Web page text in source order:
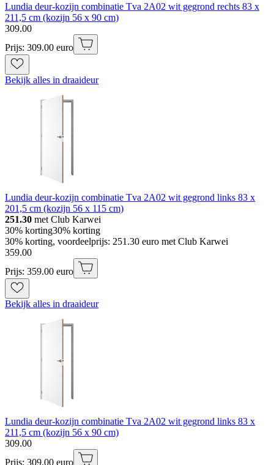
Lundia deur-kozijn combinatie Tva 2A02 wit gegrond rechts 83 x
211,5 cm (kozijn 56 x 90 cm)
309.00
Prijs: 309.00 euro
Bekijk alles in draaideur
Lundia deur-kozijn combinatie Tva 2A02 wit gegrond links 83 x
201,5 cm (kozijn 56 x 115 cm)
251.30 met Club Karwei
30% korting30% korting
30% korting, voordeelprijs: 251.30 euro met Club Karwei
359.00
Prijs: 359.00 euro
Bekijk alles in draaideur
Lundia deur-kozijn combinatie Tva 2A02 wit gegrond links 83 x
211,5 cm (kozijn 56 x 90 cm)
309.00
Prijs: 309.00 euro